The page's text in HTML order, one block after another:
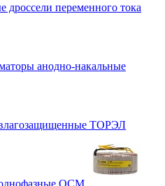
дроссели переменного тока
анодно-накальные
ТОРЭЛ
ОСМ